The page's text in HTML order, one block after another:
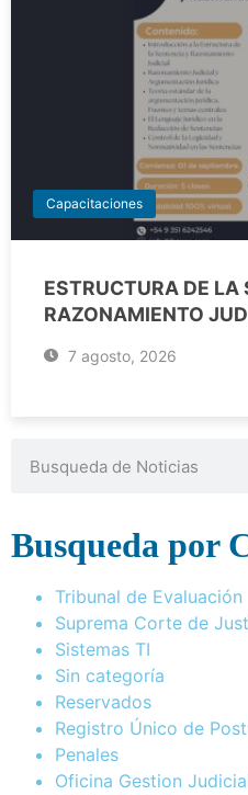
Capacitaciones
ESTRUCTURA DE LA
RAZONAMIENTO
7 agosto, 2026
Busqueda por
Tribunal de Evaluación
Suprema Corte de
Sistemas TI
Sin categoría
Reservados
Registro Único de
Penales
Oficina Gestion